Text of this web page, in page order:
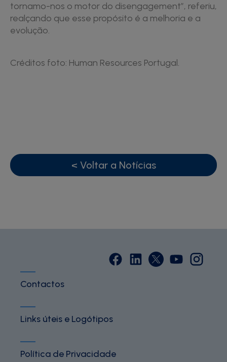
tornamo-nos o motor do disengagement”, referiu,
realçando que esse propósito é a melhoria e a
evolução.
Créditos foto: Human Resources Portugal.
< Voltar a Notícias
Contactos
Links úteis e Logótipos
Política de Privacidade